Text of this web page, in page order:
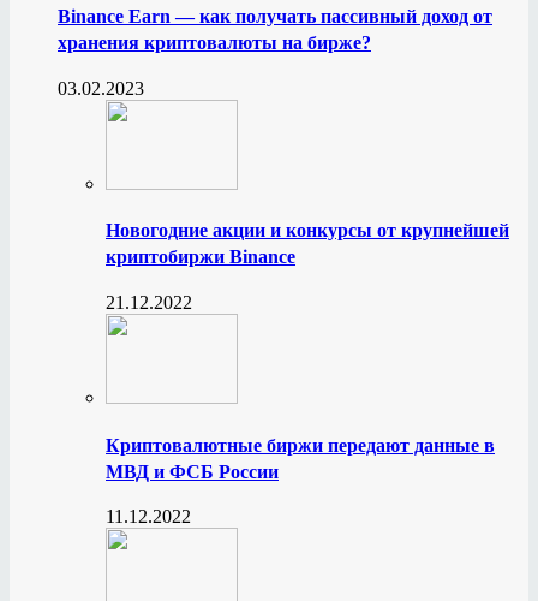
Binance Earn — как получать пассивный доход от
хранения криптовалюты на бирже?
03.02.2023
Новогодние акции и конкурсы от крупнейшей
криптобиржи Binance
21.12.2022
Криптовалютные биржи передают данные в
МВД и ФСБ России
11.12.2022